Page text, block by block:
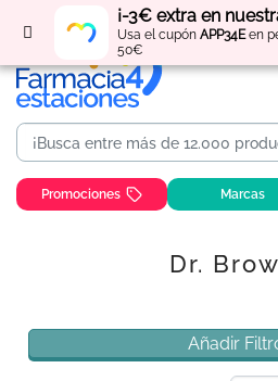
¡-3€ extra en
Usa el cupón APP34Een
50€
Regístratey obtén
Promociones Marcas
Dr.
Añadir